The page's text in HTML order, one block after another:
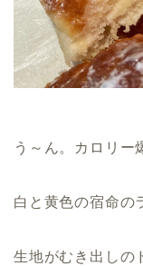
う～ん。カロリー
白と黄色の宿命の
生地がむき出しの